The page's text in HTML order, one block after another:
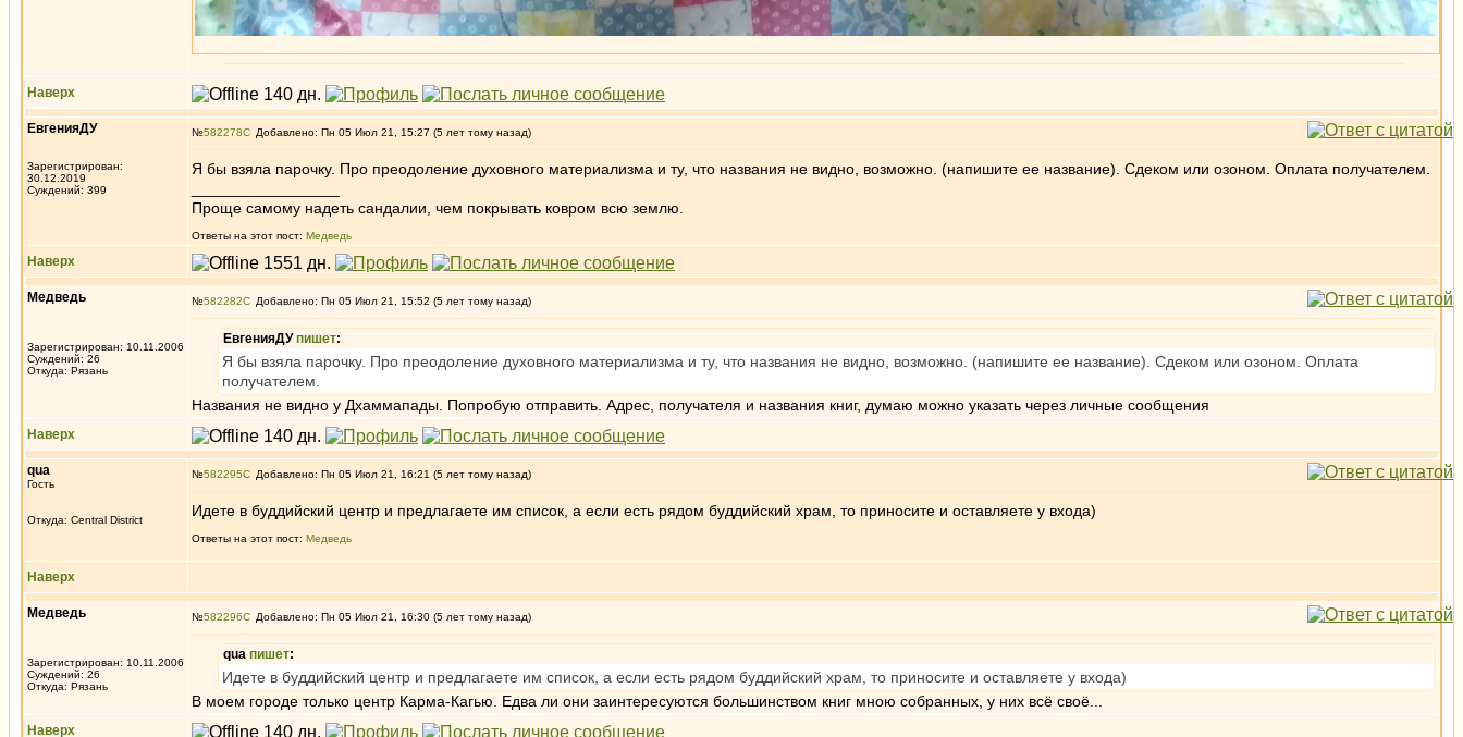
Наверх
ЕвгенияДУ
Зарегистрирован:
30.12.2019
Суждений: 399
№582278 Добавлено: Пн 05 Июл 21, 15:27 (5 лет тому назад)
Я бы взяла парочку. Про преодоление духовного материализма и ту, что названия не видно, возможно. (напишите ее название). Сдеком или озоном. Оплата получателем.
Проще самому надеть сандалии, чем покрывать ковром всю землю.
Ответы на этот пост: Медведь
Наверх
Медведь
Зарегистрирован: 10.11.2006
Суждений: 26
Откуда: Рязань
№582282 Добавлено: Пн 05 Июл 21, 15:52 (5 лет тому назад)
ЕвгенияДУпишет:
Я бы взяла парочку. Про преодоление духовного материализма и ту, что названия не видно, возможно. (напишите ее название). Сдеком или озоном. Оплата
получателем.
Названия не видно у Дхаммапады. Попробую отправить. Адрес, получателя и названия книг, думаю можно указать через личные сообщения
Наверх
qua
Гость
Откуда: Central District
№582295 Добавлено: Пн 05 Июл 21, 16:21 (5 лет тому назад)
Идете в буддийский центр и предлагаете им список, а если есть рядом буддийский храм, то приносите и оставляете у входа)
Ответы на этот пост: Медведь
Наверх
Медведь
Зарегистрирован: 10.11.2006
Суждений: 26
Откуда: Рязань
№582296 Добавлено: Пн 05 Июл 21, 16:30 (5 лет тому назад)
qua пишет:
Идете в буддийский центр и предлагаете им список, а если есть рядом буддийский храм, то приносите и оставляете у входа)
В моем городе только центр Карма-Кагью. Едва ли они заинтересуются большинством книг мною собранных, у них всё своё...
Наверх